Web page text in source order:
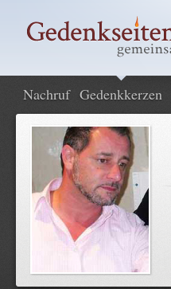
Nachruf Gedenkkerzen